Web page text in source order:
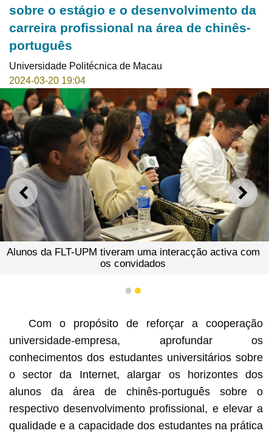
sobre o estágio e o desenvolvimento da
carreira profissional na área de chinês-
português
Universidade Politécnica de Macau
2024-03-20 19:04
ANTERIOR
Alunos da FLT-UPM tiveram uma interacção activa com
os convidados
1 2
Com o propósito de reforçar a cooperação
universidade-empresa, aprofundar os
conhecimentos dos estudantes universitários sobre
o sector da Internet, alargar os horizontes dos
alunos da área de chinês-português sobre o
respectivo desenvolvimento profissional, e elevar a
qualidade e a capacidade dos estudantes na prática